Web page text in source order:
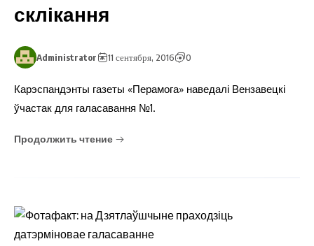
склікання
Administrator 11 сентября, 2016 0
Карэспандэнты газеты «Перамога» наведалі Вензавецкі
ўчастак для галасавання №1.
Продолжить чтение